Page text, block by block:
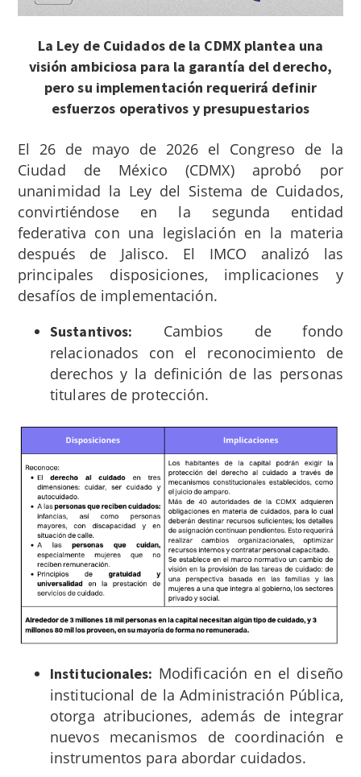
La Ley de Cuidados de la CDMX plantea una
visión ambiciosa para la garantía del derecho,
pero su implementación requerirá definir
esfuerzos operativos y presupuestarios
El 26 de mayo de 2026 el Congreso de la
Ciudad de México (CDMX) aprobó por
unanimidad la Ley del Sistema de Cuidados,
convirtiéndose en la segunda entidad
federativa con una legislación en la materia
después de Jalisco. El IMCO analizó las
principales disposiciones, implicaciones y
desafíos de implementación.
Sustantivos: Cambios de fondo
relacionados con el reconocimiento de
derechos y la definición de las personas
titulares de protección.
Institucionales: Modificación en el diseño
institucional de la Administración Pública,
otorga atribuciones, además de integrar
nuevos mecanismos de coordinación e
instrumentos para abordar cuidados.